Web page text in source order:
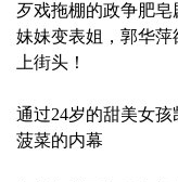
歹戏拖棚的政争肥
妹妹变表姐，郭华萍
上街头！
通过24岁的甜美女
菠菜的内幕